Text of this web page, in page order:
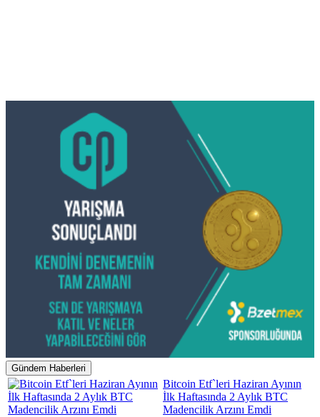
Gündem Haberleri
Bitcoin Etf`leri Haziran Ayının
İlk Haftasında 2 Aylık BTC
Madencilik Arzını Emdi